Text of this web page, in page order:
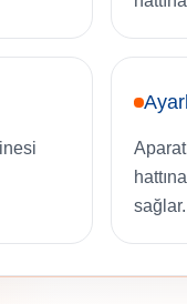
Aparat
sağlar.